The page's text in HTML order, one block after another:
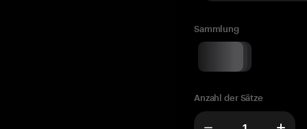
Sammlung
Anzahl der Sätze